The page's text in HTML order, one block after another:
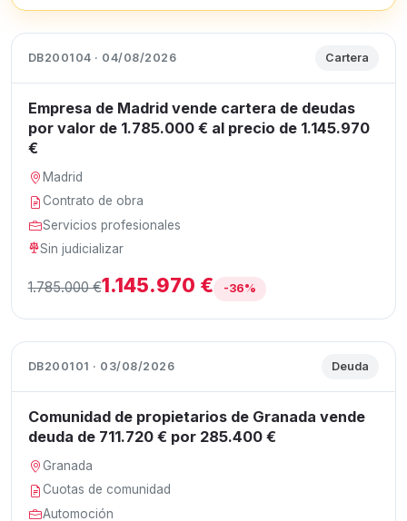
DB200104 · 04/08/2026 Cartera
Empresa de Madrid vende cartera de deudas
por valor de 1.785.000 € al precio de 1.145.970
€
Madrid
Contrato de obra
Servicios profesionales
Sin judicializar
1.785.000 €1.145.970 € -36%
DB200101 · 03/08/2026 Deuda
Comunidad de propietarios de Granada vende
deuda de 711.720 € por 285.400 €
Granada
Cuotas de comunidad
Automoción